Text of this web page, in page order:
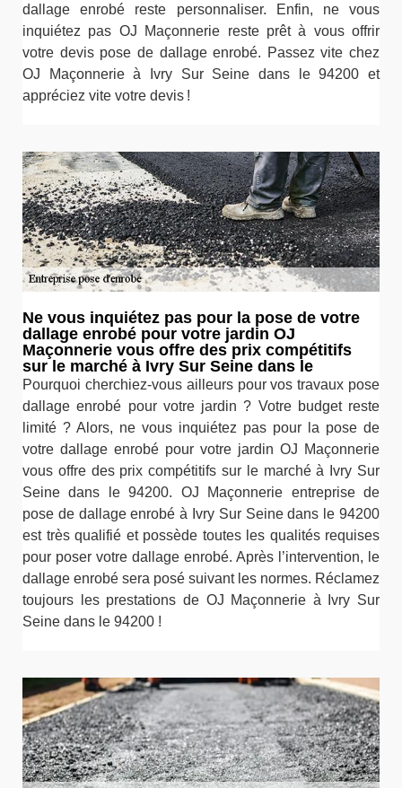
dallage enrobé reste personnaliser. Enfin, ne vous
inquiétez pas OJ Maçonnerie reste prêt à vous offrir
votre devis pose de dallage enrobé. Passez vite chez
OJ Maçonnerie à Ivry Sur Seine dans le 94200 et
appréciez vite votre devis !
Ne vous inquiétez pas pour la pose de votre
dallage enrobé pour votre jardin OJ
Maçonnerie vous offre des prix compétitifs
sur le marché à Ivry Sur Seine dans le
Pourquoi cherchiez-vous ailleurs pour vos travaux pose
dallage enrobé pour votre jardin ? Votre budget reste
limité ? Alors, ne vous inquiétez pas pour la pose de
votre dallage enrobé pour votre jardin OJ Maçonnerie
vous offre des prix compétitifs sur le marché à Ivry Sur
Seine dans le 94200. OJ Maçonnerie entreprise de
pose de dallage enrobé à Ivry Sur Seine dans le 94200
est très qualifié et possède toutes les qualités requises
pour poser votre dallage enrobé. Après l’intervention, le
dallage enrobé sera posé suivant les normes. Réclamez
toujours les prestations de OJ Maçonnerie à Ivry Sur
Seine dans le 94200 !